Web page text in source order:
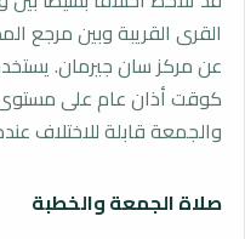
القرى القريبة وبين مرجع
عن مركز سان جيرمان.
كوقت أذان عام على مستوى
والجمعة قابلة للاختلاف
صلاة الجمعة والخطبة